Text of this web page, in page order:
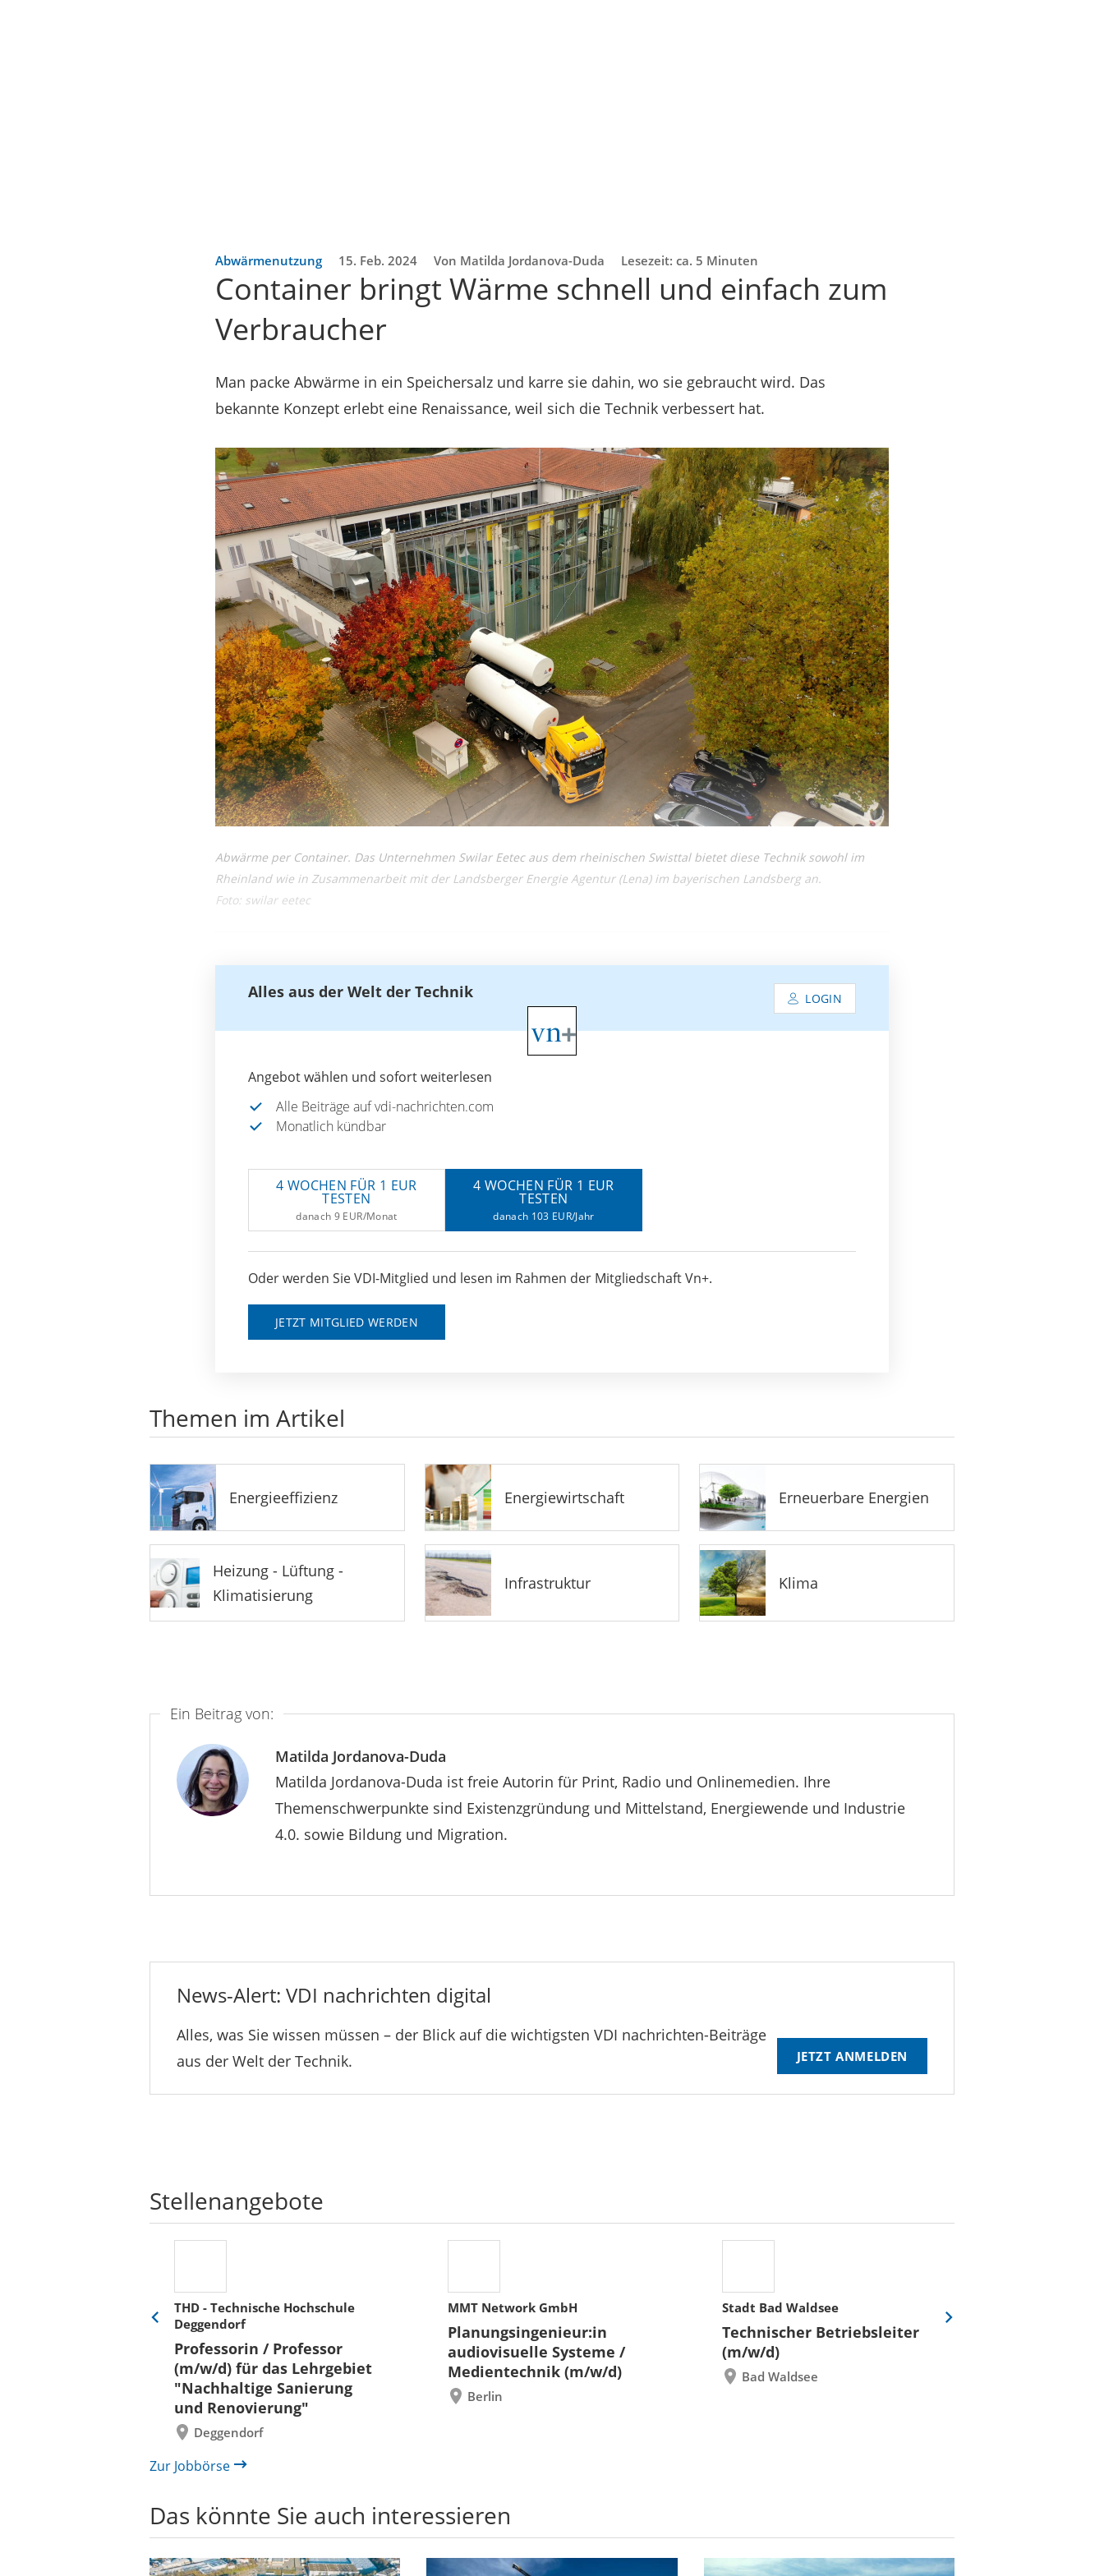
Abwärmenutzung 15. Feb. 2024 Von Matilda Jordanova-Duda Lesezeit: ca. 5 Minuten
Container bringt Wärme schnell und einfach zum
Verbraucher
Man packe Abwärme in ein Speichersalz und karre sie dahin, wo sie gebraucht wird. Das
bekannte Konzept erlebt eine Renaissance, weil sich die Technik verbessert hat.
Abwärme per Container. Das Unternehmen Swilar Eetec aus dem rheinischen Swisttal bietet diese Technik sowohl im
Rheinland wie in Zusammenarbeit mit der Landsberger Energie Agentur (Lena) im bayerischen Landsberg an.
Foto: swilar eetec
Alles aus der Welt der Technik LOGIN
Angebot wählen und sofort weiterlesen
Alle Beiträge auf vdi-nachrichten.com
Monatlich kündbar
4 WOCHEN FÜR 1 EUR
TESTEN
danach 9 EUR/Monat
4 WOCHEN FÜR 1 EUR
TESTEN
danach 103 EUR/Jahr
Oder werden Sie VDI-Mitglied und lesen im Rahmen der Mitgliedschaft Vn+.
JETZT MITGLIED WERDEN
Themen im Artikel
Energieeffizienz Energiewirtschaft Erneuerbare Energien
Heizung - Lüftung -
Klimatisierung
Infrastruktur Klima
Ein Beitrag von:
Matilda Jordanova-Duda
Matilda Jordanova-Duda ist freie Autorin für Print, Radio und Onlinemedien. Ihre
Themenschwerpunkte sind Existenzgründung und Mittelstand, Energiewende und Industrie
4.0. sowie Bildung und Migration.
News-Alert: VDI nachrichten digital
Alles, was Sie wissen müssen – der Blick auf die wichtigsten VDI nachrichten-Beiträge
aus der Welt der Technik.
JETZT ANMELDEN
Stellenangebote
THD - Technische Hochschule
Deggendorf
Professorin / Professor
(m/w/d) für das Lehrgebiet
"Nachhaltige Sanierung
und Renovierung"
Deggendorf
MMT Network GmbH
Planungsingenieur:in
audiovisuelle Systeme /
Medientechnik (m/w/d)
Berlin
Stadt Bad Waldsee
Technischer Betriebsleiter
(m/w/d)
Bad Waldsee
Eine
zurück
Eine
Zur Jobbörse
Das könnte Sie auch interessieren